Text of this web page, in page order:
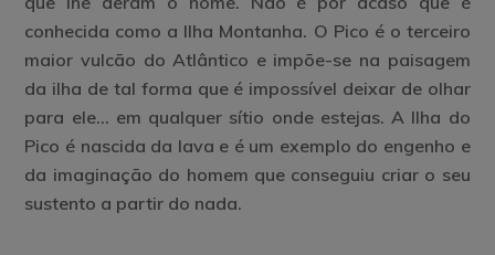
conhecida como a Ilha Montanha. O Pico éo terceiro
maior vulcão do Atlântico e impõe-se na paisagem
da ilha de tal forma que é impossível deixar de olhar
para ele… em qualquer sítio onde estejas. A Ilha do
Pico é nascida da lava e é um exemplo do engenho e
da imaginação do homem que conseguiu criar o seu
sustento a partir do nada.